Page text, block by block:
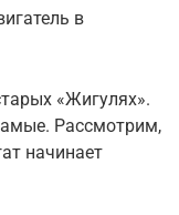
в
«Жигулях».
Рассмотрим,
начинает